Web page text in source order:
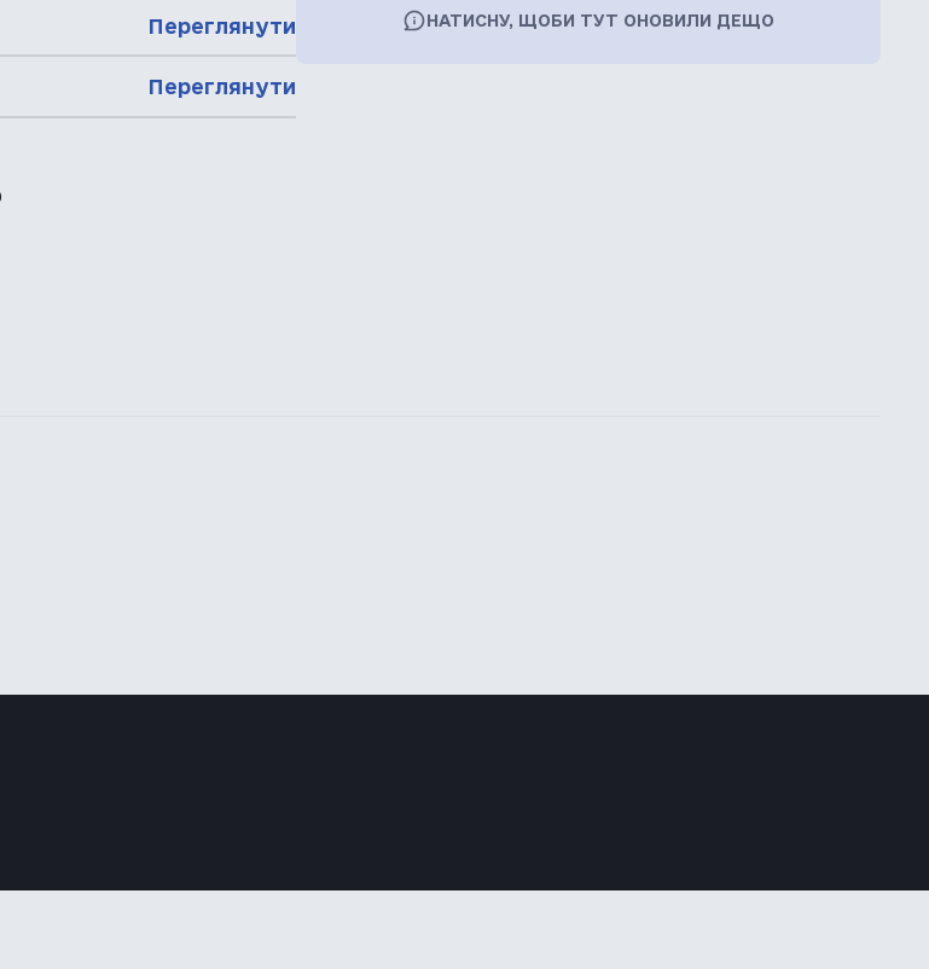
Переглянути
Переглянути
НАТИСНУ, ЩОБИ ТУТ ОНОВИЛИ ДЕЩО